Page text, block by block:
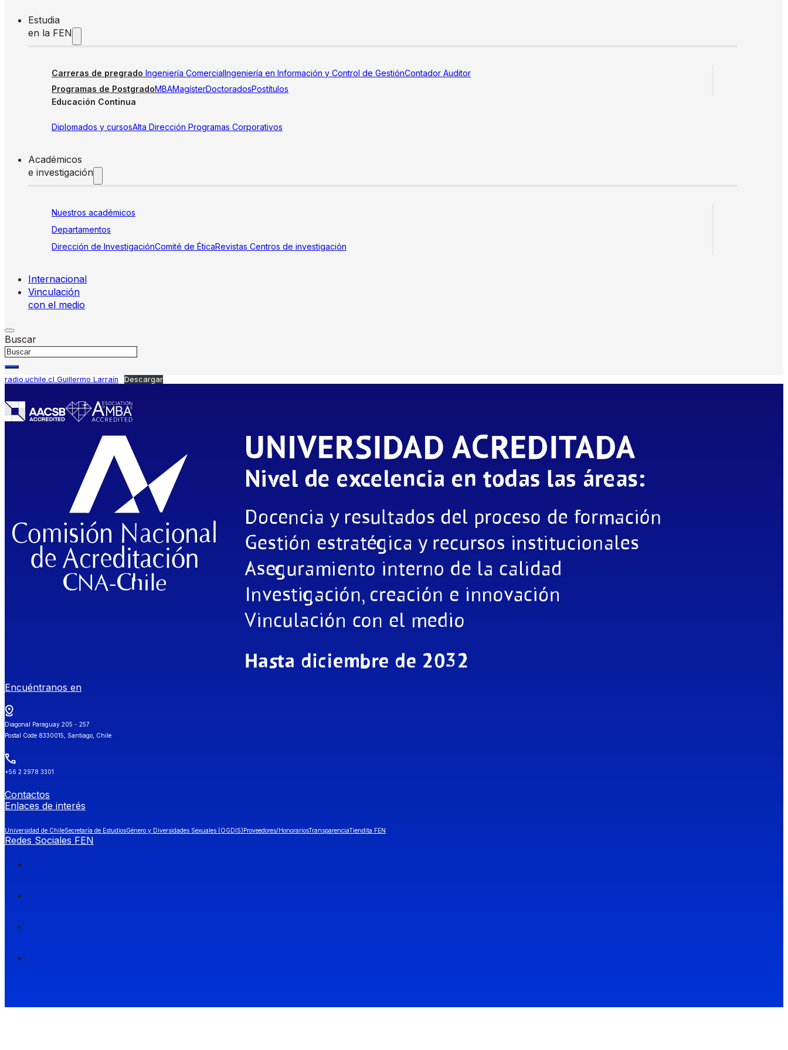
Estudia
en la FEN
Carreras de pregrado Ingeniería ComercialIngeniería en Información y Control de GestiónContador Auditor
Programas de PostgradoMBAMagísterDoctoradosPostítulos
Educación Continua
Diplomados y cursosAlta Dirección Programas Corporativos
Académicos
e investigación
Nuestros académicos
Departamentos
Dirección de InvestigaciónComité de ÉticaRevistas Centros de investigación
Internacional
Vinculación
con el medio
Buscar
radio.uchile.cl Guillermo Larraín Descargar
Encuéntranos en
Diagonal Paraguay 205 - 257
Postal Code 8330015, Santiago, Chile
+56 2 2978 3301
Contactos
Enlaces de interés
Universidad de ChileSecretaría de EstudiosGénero y Diversidades Sexuales (OGDIS)Proveedores/HonorariosTransparenciaTiendita FEN
Redes Sociales FEN